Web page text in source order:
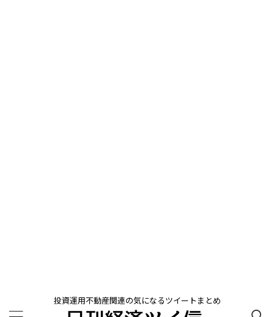
投資運用不動産関連の気になるツイートまとめ